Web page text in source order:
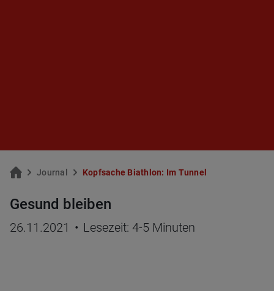
Jour­nal Kopf­sa­che Bi­ath­lon: Im Tun­nel
Gesund bleiben
26.11.2021 • Lesezeit: 4-5 Minuten